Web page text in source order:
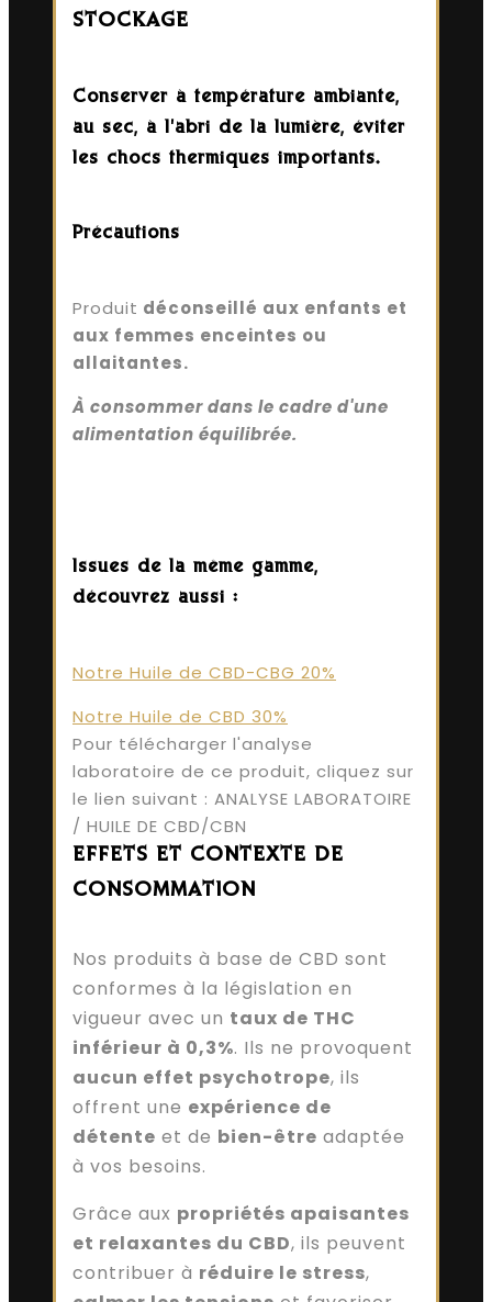
STOCKAGE
Conserver à température ambiante,
au sec, à l'abri de la lumière, éviter
les chocs thermiques importants.
Précautions
Produit déconseillé aux enfants et
aux femmes enceintes ou
allaitantes.
À consommer dans le cadre d'une
alimentation équilibrée.
Issues de la même gamme,
découvrez aussi :
Notre Huile de CBD-CBG 20%
Notre Huile de CBD 30%
Pour télécharger l'analyse
laboratoire de ce produit, cliquez sur
le lien suivant : ANALYSE LABORATOIRE
/ HUILE DE CBD/CBN
EFFETS ET CONTEXTE DE
CONSOMMATION
Nos produits à base de CBD sont
conformes à la législation en
vigueur avec un taux de THC
inférieur à 0,3%. Ils ne provoquent
aucun effet psychotrope, ils
offrent une expérience de
détente et de bien-être adaptée
à vos besoins.
Grâce aux propriétés apaisantes
et relaxantes du CBD, ils peuvent
contribuer à réduire le stress,